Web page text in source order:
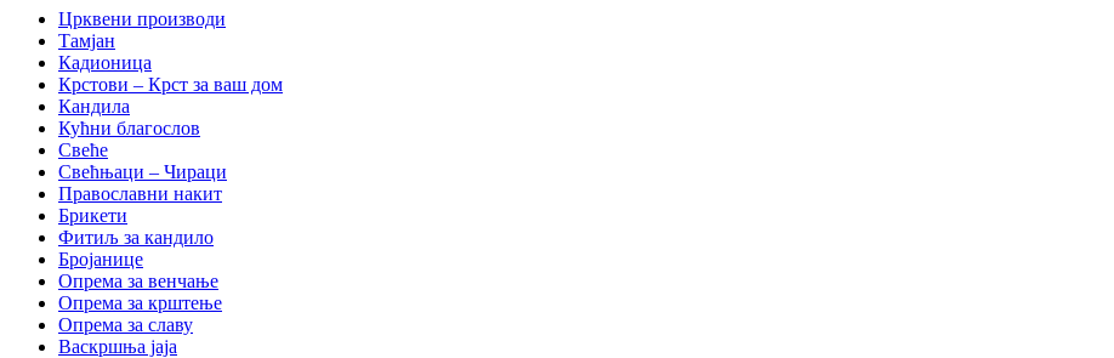
Црквени производи
Тамјан
Кадионица
Крстови – Крст за ваш дом
Кандила
Кућни благослов
Свеће
Свећњаци – Чираци
Православни накит
Брикети
Фитиљ за кандило
Бројанице
Опрема за венчање
Опрема за крштење
Опрема за славу
Васкршња јаја